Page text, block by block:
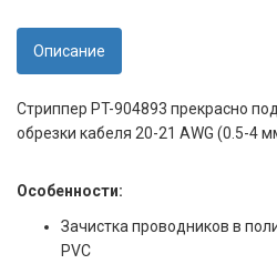
Описание
Стриппер PT-904893 прекрасно
обрезки кабеля 20-21 AWG (0.5-4
Особенности:
Зачистка проводников в
PVC